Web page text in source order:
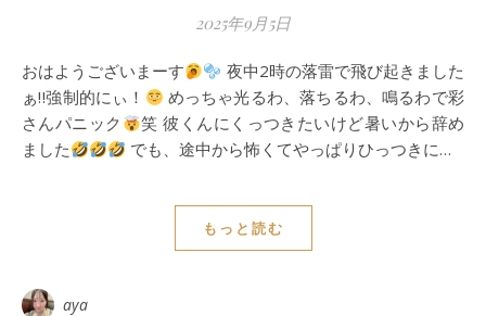
2025年9月5日
おはようございまーす
夜中2時の落雷で飛び起きました
ぁ‼︎強制的にぃ！
めっちゃ光るわ、落ちるわ、鳴るわで彩
さんパニック
笑 彼くんにくっつきたいけど暑いから辞め
ました
でも、途中から怖くてやっぱりひっつきに…
もっと読む
aya